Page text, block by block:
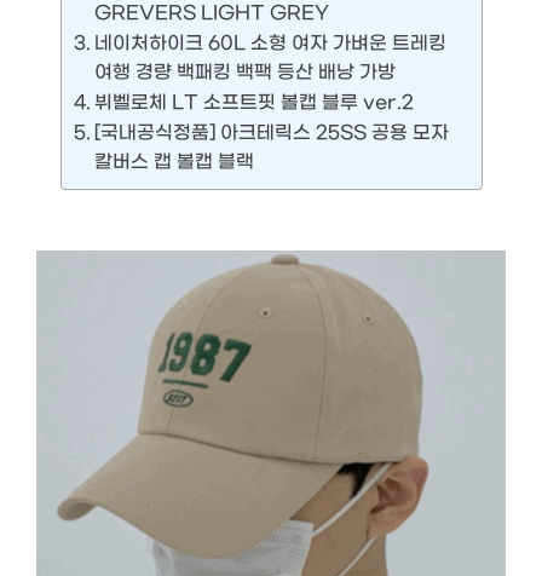
GREVERS LIGHT GREY
네이처하이크 60L 소형 여자 가벼운 트레킹
여행 경량 백패킹 백팩 등산 배낭 가방
뷔벨로체 LT 소프트핏 볼캡 블루 ver.2
[국내공식정품] 아크테릭스 25SS 공용 모자
칼버스 캡 볼캡 블랙